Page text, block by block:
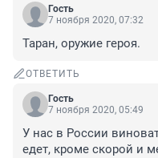
Гость
7 ноября 2020, 07:32
Таран, оружие героя.
ОТВЕТИТЬ
Гость
7 ноября 2020, 05:49
У нас в России
едет, кроме скорой и